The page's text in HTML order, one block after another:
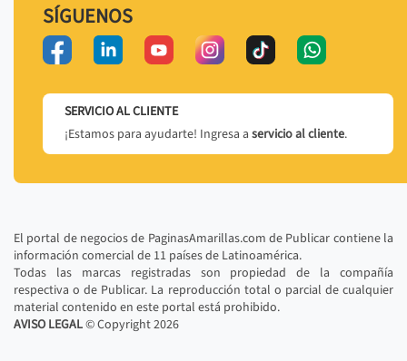
SÍGUENOS
SERVICIO AL CLIENTE
¡Estamos para ayudarte! Ingresa a servicio al cliente.
El portal de negocios de PaginasAmarillas.com de Publicar contiene la
información comercial de 11 países de Latinoamérica.
Todas las marcas registradas son propiedad de la compañía
respectiva o de Publicar. La reproducción total o parcial de cualquier
material contenido en este portal está prohibido.
AVISO LEGAL© Copyright2026